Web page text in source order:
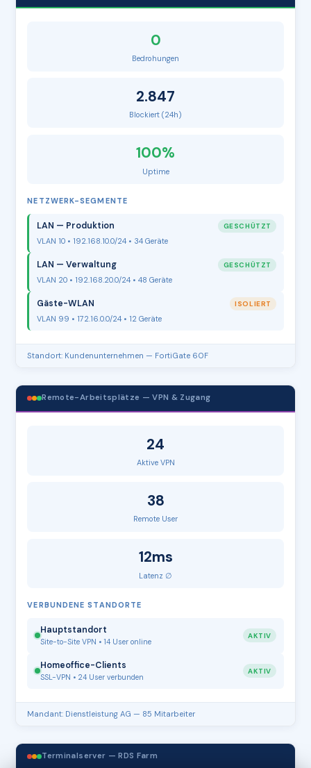
0
Bedrohungen
2.847
Blockiert (24h)
100%
Uptime
NETZWERK-SEGMENTE
LAN — Produktion GESCHÜTZT
VLAN 10 • 192.168.10.0/24 • 34 Geräte
LAN — Verwaltung GESCHÜTZT
VLAN 20 • 192.168.20.0/24 • 48 Geräte
Gäste-WLAN ISOLIERT
VLAN 99 • 172.16.0.0/24 • 12 Geräte
Standort: Kundenunternehmen — FortiGate 60F
Remote-Arbeitsplätze — VPN & Zugang
24
Aktive VPN
38
Remote User
12ms
Latenz ∅
VERBUNDENE STANDORTE
Hauptstandort
Site-to-Site VPN • 14 User online
AKTIV
Homeoffice-Clients
SSL-VPN • 24 User verbunden
AKTIV
Mandant: Dienstleistung AG — 85 Mitarbeiter
Terminalserver — RDS Farm